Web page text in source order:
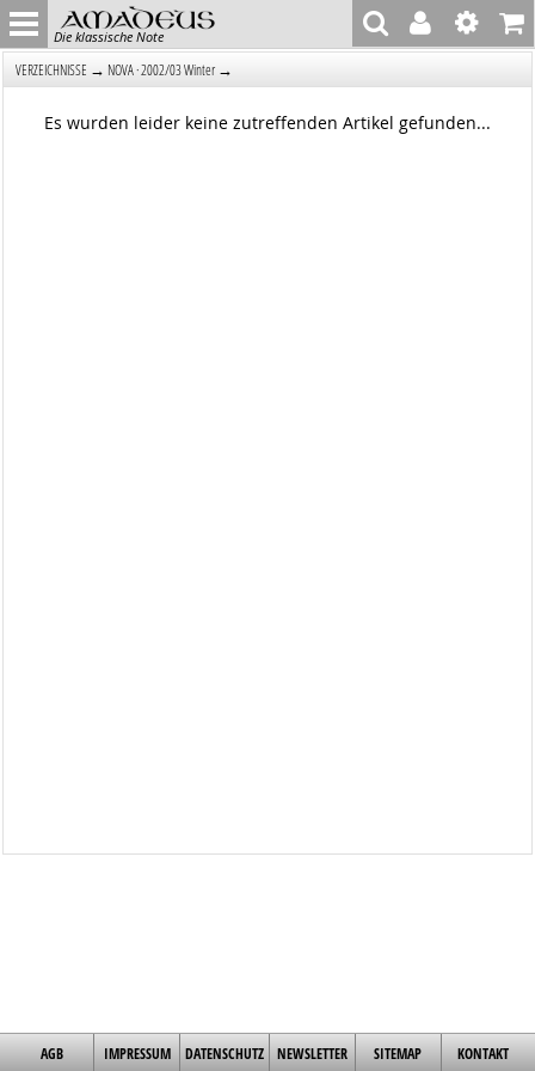
Die klassische Note
VERZEICHNISSE → NOVA · 2002/03 Winter →
Es wurden leider keine zutreffenden Artikel gefunden...
AGB IMPRESSUM DATENSCHUTZ NEWSLETTER SITEMAP KONTAKT